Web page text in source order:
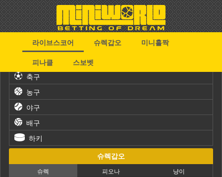
라이브스코어 슈렉갑오
미니홀짝
피나클
스보벳
축구
농구
야구
배구
하키
슈렉갑오
슈렉 피오나 냥이